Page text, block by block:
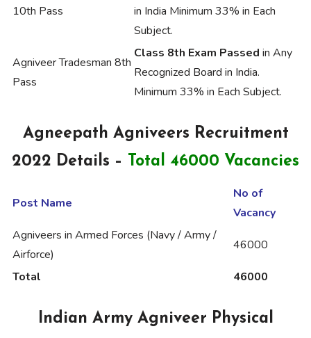
10th Pass
in India Minimum 33% in Each
Subject.
Agniveer Tradesman 8th
Pass
Class 8th Exam Passed in Any
Recognized Board in India.
Minimum 33% in Each Subject.
Agneepath Agniveers Recruitment
2022 Details –
Total 46000 Vacancies
Post Name
No of
Vacancy
Agniveers in Armed Forces (Navy / Army /
Airforce)
46000
Total 46000
Indian Army Agniveer Physical